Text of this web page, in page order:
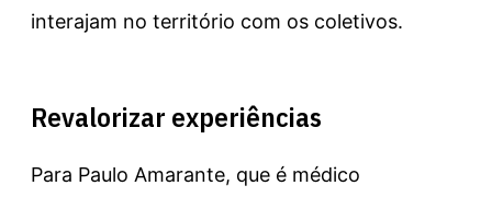
interajam no território com os coletivos.
Revalorizar experiências
Para Paulo Amarante, que é médico